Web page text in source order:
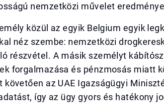
nemzetközi művelet eredménye
közül az egyik Belgium egyik
néz szembe: nemzetközi
részvétel. A másik személyt
forgalmazása és pénzmosás miatt
követően az UAE Igazságügyi
így az ügy gyors és hatékony